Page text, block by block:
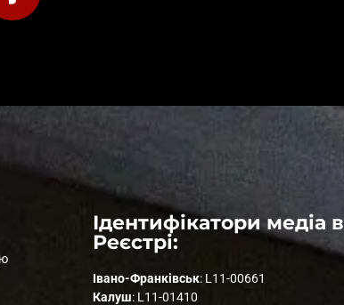
Ідентифікатори медіа в
Реєстрі:
Івано-Франківськ: L11-00661
Калуш: L11-01410